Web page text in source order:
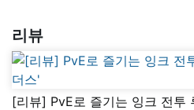
리뷰
[리뷰] PvE로 즐기는 잉크 전투